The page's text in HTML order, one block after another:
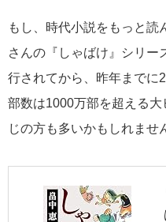
もし、時代小説をもっと読
さんの『しゃばけ』シリー
行されてから、昨年までに
部数は1000万部を超える
じの方も多いかもしれませ